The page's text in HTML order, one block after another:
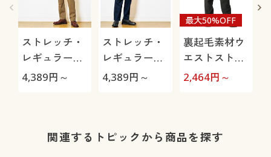
ストレッチ・
レギュラーフ
ィットノータ
4,389円～
ストレッチ・
レギュラーフ
ィットツータ
4,389円～
裏起毛素材ウ
エストストレ
ッチ・テーパ
最大50%OFF
2,464円～
関連するトピックから商品を探す